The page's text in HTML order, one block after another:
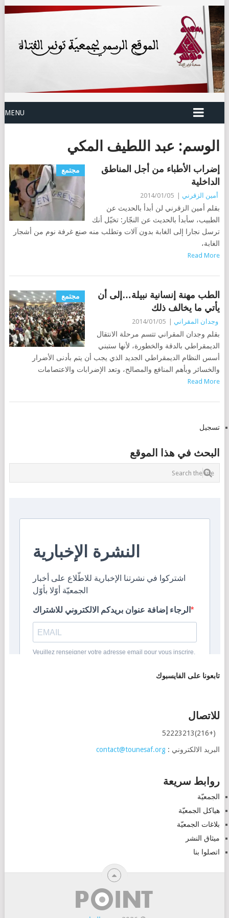
MENU
الوسم: عبد اللطيف المكي
مجتمع
إضراب الأطباء من أجل المناطق
الداخلية
أمين الزقرني 2014/01/05
بقلم أمين الزقرني لن أبدأ بالحديث عن
الطبيب، سأبدأ بالحديث عن النجّار: تخيّل أنك
ترسل نجارا إلى الغابة بدون آلات وتطلب منه صنع غرفة نوم من أشجار
الغابة،
Read More
مجتمع
الطب مهنة إنسانية نبيلة…إلى أن
يأتي ما يخالف ذلك
وجدان المقراني 2014/01/05
بقلم وجدان المقراني تتسم مرحلة الانتقال
الديمقراطي بالدقة والخطورة، لأنها ستبني
أسس النظام الديمقراطي الجديد الذي يجب أن يتم بأدنى الأضرار
والخسائر وبأهم المنافع والمصالح، وتعد الإضرابات والاعتصامات
Read More
POSTS
تسجيل
البحث في هذا الموقع
تابعونا على الفايسبوك
للاتصال
(+216)52223213
البريد الالكتروني : contact@tounesaf.org
روابط سريعة
الجمعيّة
هياكل الجمعيّة
بلاغات الجمعيّة
ميثاق النشر
اتصلوا بنا